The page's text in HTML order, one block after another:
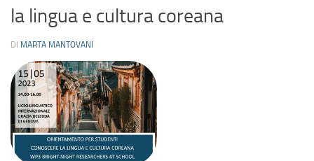
la lingua e cultura coreana
DI MARTA MANTOVANI